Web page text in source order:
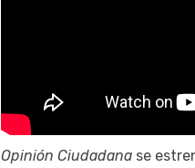
Opinión Ciudadana se